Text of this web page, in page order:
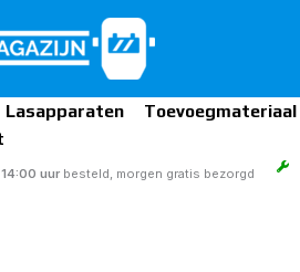
Lasapparaten Toevoegmateriaal
14:00 uur besteld, morgen gratis bezorgd